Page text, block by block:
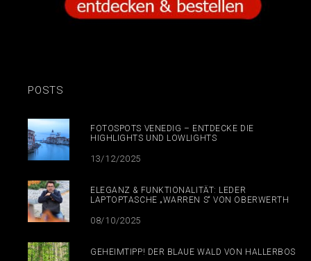
POSTS
FOTOSPOTS VENEDIG – ENTDECKE DIE
HIGHLIGHTS UND LOWLIGHTS
13/12/2025
ELEGANZ & FUNKTIONALITÄT: LEDER
LAPTOPTASCHE „WARREN S“ VON OBERWERTH
08/10/2025
GEHEIMTIPP! DER BLAUE WALD VON HALLERBOS